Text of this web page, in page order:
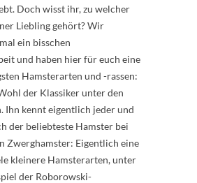
Doch wisst ihr, zu welcher
Liebling gehört? Wir
ein bisschen
und haben hier für euch eine
Hamsterarten und -rassen:
der Klassiker unter den
Ihn kennt eigentlich jeder und
der beliebteste Hamster bei
Zwerghamster: Eigentlich eine
kleinere Hamsterarten, unter
der Roborowski-